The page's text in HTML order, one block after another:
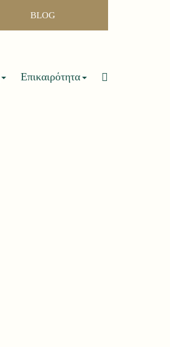
BLOG
Επικαιρότητα